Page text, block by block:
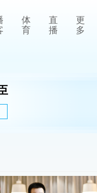
体
育
直
播
更
多